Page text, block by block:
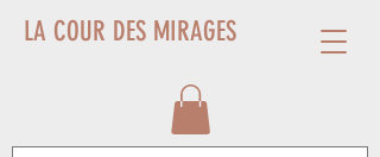
LA COUR DES MIRAGES